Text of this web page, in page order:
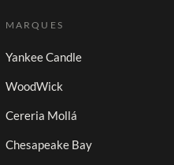
MARQUES
Yankee Candle
WoodWick
Cereria Mollá
Chesapeake Bay